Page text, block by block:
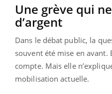
Une grève qui
d’argent
Dans le débat public, la
souvent été mise en avant.
compte. Mais elle
mobilisation actuelle.